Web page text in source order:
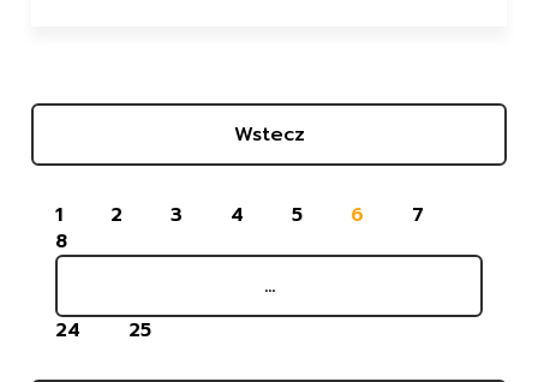
Wstecz
1 2 3 4 5 6
7
8
...
24
25